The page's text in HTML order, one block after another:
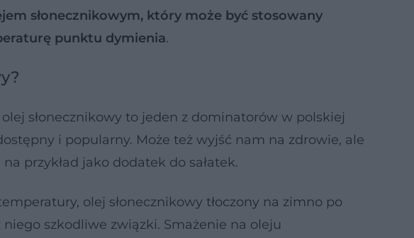
słonecznikowym, który może być stosowany
punktu dymienia.
olej słonecznikowy to jeden z dominatorów w polskiej
i popularny. Może też wyjść nam na zdrowie, ale
przykład jako dodatek do sałatek.
olej słonecznikowy tłoczony na zimno po
szkodliwe związki. Smażenie na oleju